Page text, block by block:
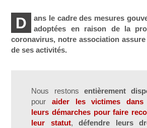
D
ans le cadre des mesures
adoptées en raison de la
coronavirus, notre association
de ses activités.
Nous restons entièrement
pouraider les victimes dans
leurs démarches pour faire
leur statut,défendre leurs